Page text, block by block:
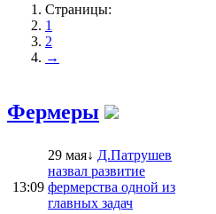
Страницы:
1
2
→
Фермеры
13:09
29 мая↓ Д.Патрушев
назвал развитие
фермерства одной из
главных задач